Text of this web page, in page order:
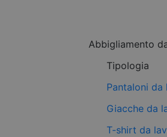
Abbigliamento
Tipologia
Pantaloni da
Giacche da
T-shirt da